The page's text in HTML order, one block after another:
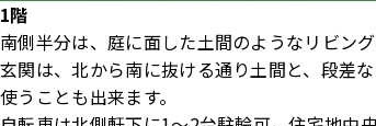
1階
南側半分は、庭に面した土間のようなリビン
玄関は、北から南に抜ける通り土間と、段差
使うことも出来ます。